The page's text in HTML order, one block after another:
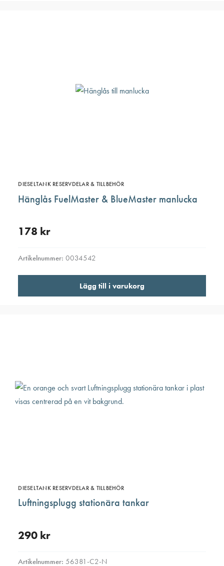
DIESELTANK RESERVDELAR & TILLBEHÖR
Hänglås FuelMaster & BlueMaster manlucka
178 kr
Artikelnummer:0034542
Lägg till i varukorg
DIESELTANK RESERVDELAR & TILLBEHÖR
Luftningsplugg stationära tankar
290 kr
Artikelnummer:56381-C2-N